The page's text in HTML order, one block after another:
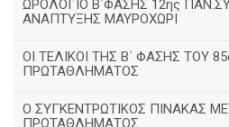
ΩΡΟΛΟΓΙΟ Β΄ΦΑΣΗΣ 12ης
ΑΝΑΠΤΥΞΗΣ ΜΑΥΡΟΧΩΡΙ
ΟΙ ΤΕΛΙΚΟΙ ΤΗΣ Β΄ ΦΑΣΗΣ ΤΟΥ
ΠΡΩΤΑΘΛΗΜΑΤΟΣ
Ο ΣΥΓΚΕΝΤΡΩΤΙΚΟΣ ΠΙΝΑΚΑΣ
ΠΡΩΤΑΘΛΗΜΑΤΟΣ